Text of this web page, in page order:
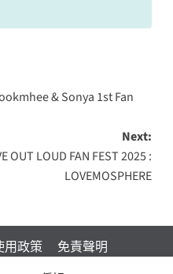
& Sonya 1st Fan
Next:
OUT LOUD FAN FEST 2025 :
LOVEMOSPHERE
用政策
免責聲明